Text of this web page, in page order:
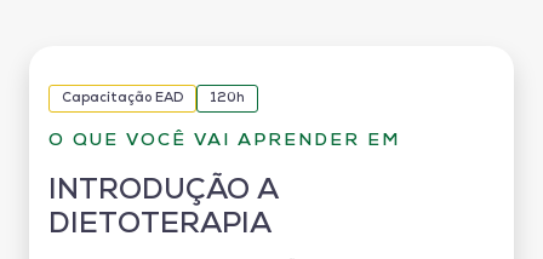
Capacitação EAD 120h
O QUE VOCÊ VAI APRENDER EM
INTRODUÇÃO A
DIETOTERAPIA